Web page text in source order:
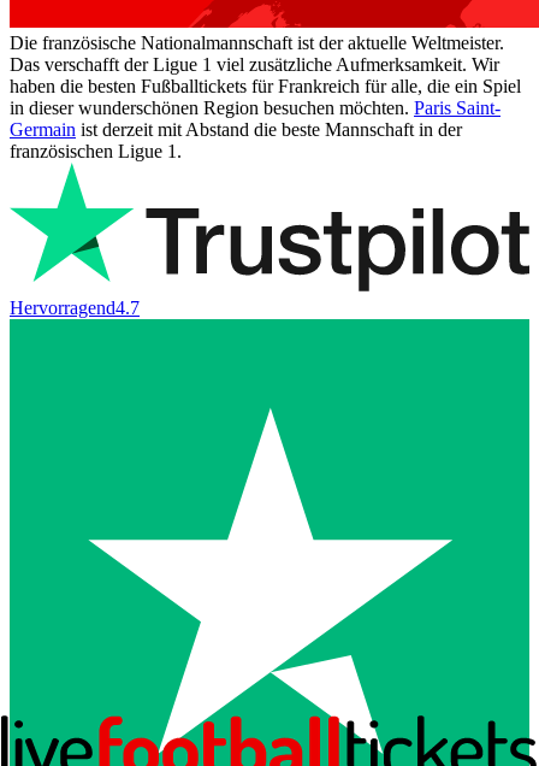
Die französische Nationalmannschaft ist der aktuelle Weltmeister.
Das verschafft der Ligue 1 viel zusätzliche Aufmerksamkeit. Wir
haben die besten Fußballtickets für Frankreich für alle, die ein Spiel
in dieser wunderschönen Region besuchen möchten. Paris Saint-
Germain ist derzeit mit Abstand die beste Mannschaft in der
französischen Ligue 1.
Hervorragend4.7